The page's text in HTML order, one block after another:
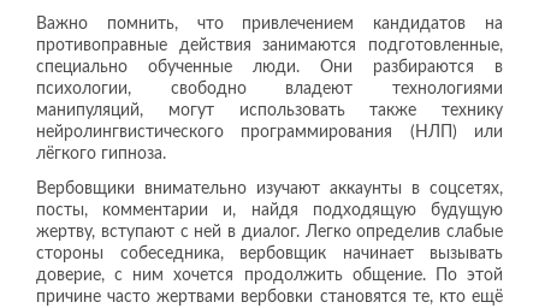
Важно помнить, что привлечением кандидатов на
противоправные действия занимаются подготовленные,
специально обученные люди. Они разбираются в
психологии, свободно владеют технологиями
манипуляций, могут использовать также технику
нейролингвистического программирования (НЛП) или
лёгкого гипноза.
Вербовщики внимательно изучают аккаунты в соцсетях,
посты, комментарии и, найдя подходящую будущую
жертву, вступают с ней в диалог. Легко определив слабые
стороны собеседника, вербовщик начинает вызывать
доверие, с ним хочется продолжить общение. По этой
причине часто жертвами вербовки становятся те, кто ещё